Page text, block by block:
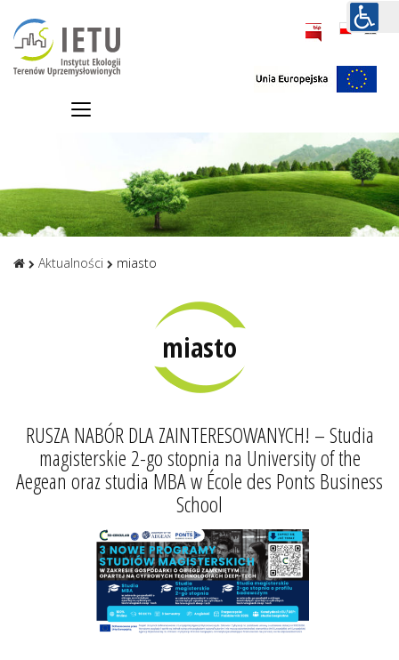
Aktualności miasto
miasto
RUSZA NABÓR DLA ZAINTERESOWANYCH! – Studia
magisterskie 2-go stopnia na University of the
Aegean oraz studia MBA w École des Ponts Business
School